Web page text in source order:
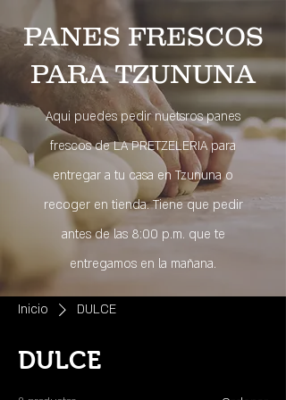
PANES FRESCOS
PARA TZUNUNA
Aqui puedes pedir nuetsros panes
frescos de LA PRETZELERIA para
entregar a tu casa en Tzununa o
recoger en tienda. Tiene que pedir
antes de las 8:00 p.m. que te
entregamos en la mañana.
Inicio DULCE
DULCE